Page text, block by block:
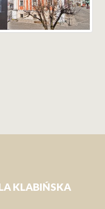
KLABIŃSKA